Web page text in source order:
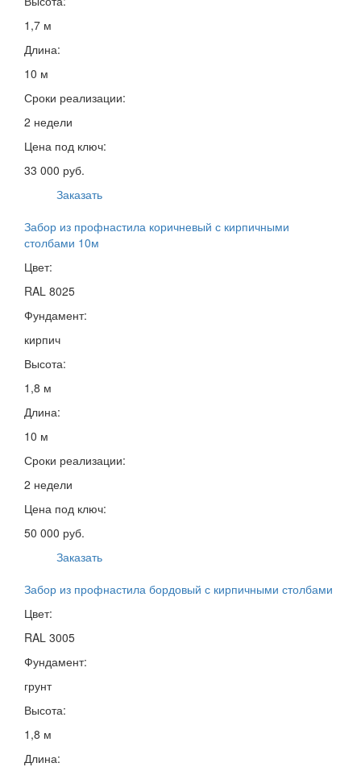
1,7 м
Длина:
10 м
Сроки реализации:
2 недели
Цена под ключ:
33 000 руб.
Заказать
Забор из профнастила коричневый с кирпичными
столбами 10м
Цвет:
RAL 8025
Фундамент:
кирпич
Высота:
1,8 м
Длина:
10 м
Сроки реализации:
2 недели
Цена под ключ:
50 000 руб.
Заказать
Забор из профнастила бордовый с кирпичными столбами
Цвет:
RAL 3005
Фундамент:
грунт
Высота:
1,8 м
Длина: